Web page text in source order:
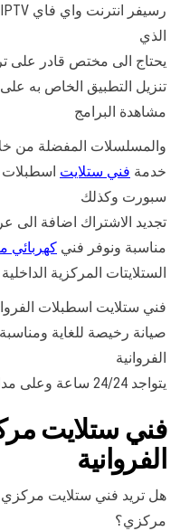
الذي
يحتاج الى مختص قادر على
تنزيل التطبيق الخاص به
مشاهدة البرامج
والمسلسلات المفضلة من
خدمة فني ستلايت اسطبلات
سبورت وكذلك
تجديد الاشتراك اضافة
مناسبة ونوفر فني كهربائي
الستلايتات المركزية
فني ستلايت اسطبلات
صيانة رخيصة للغاية
الفروانية
يتواجد 24/24 ساعة وعلى مدار الاسبوع لتكونوا راضين تماما عنا.
فني ستلايت
الفروانية
هل تريد فني ستلايت مركزي
مركزي؟